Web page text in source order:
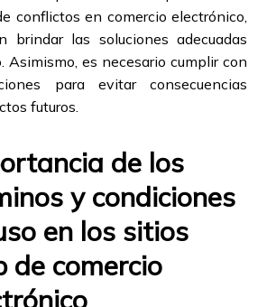
conflictos en comercio electrónico,
brindar las soluciones adecuadas
Asimismo, es necesario cumplir con
para evitar consecuencias
futuros.
de los
y condiciones
en los sitios
de comercio